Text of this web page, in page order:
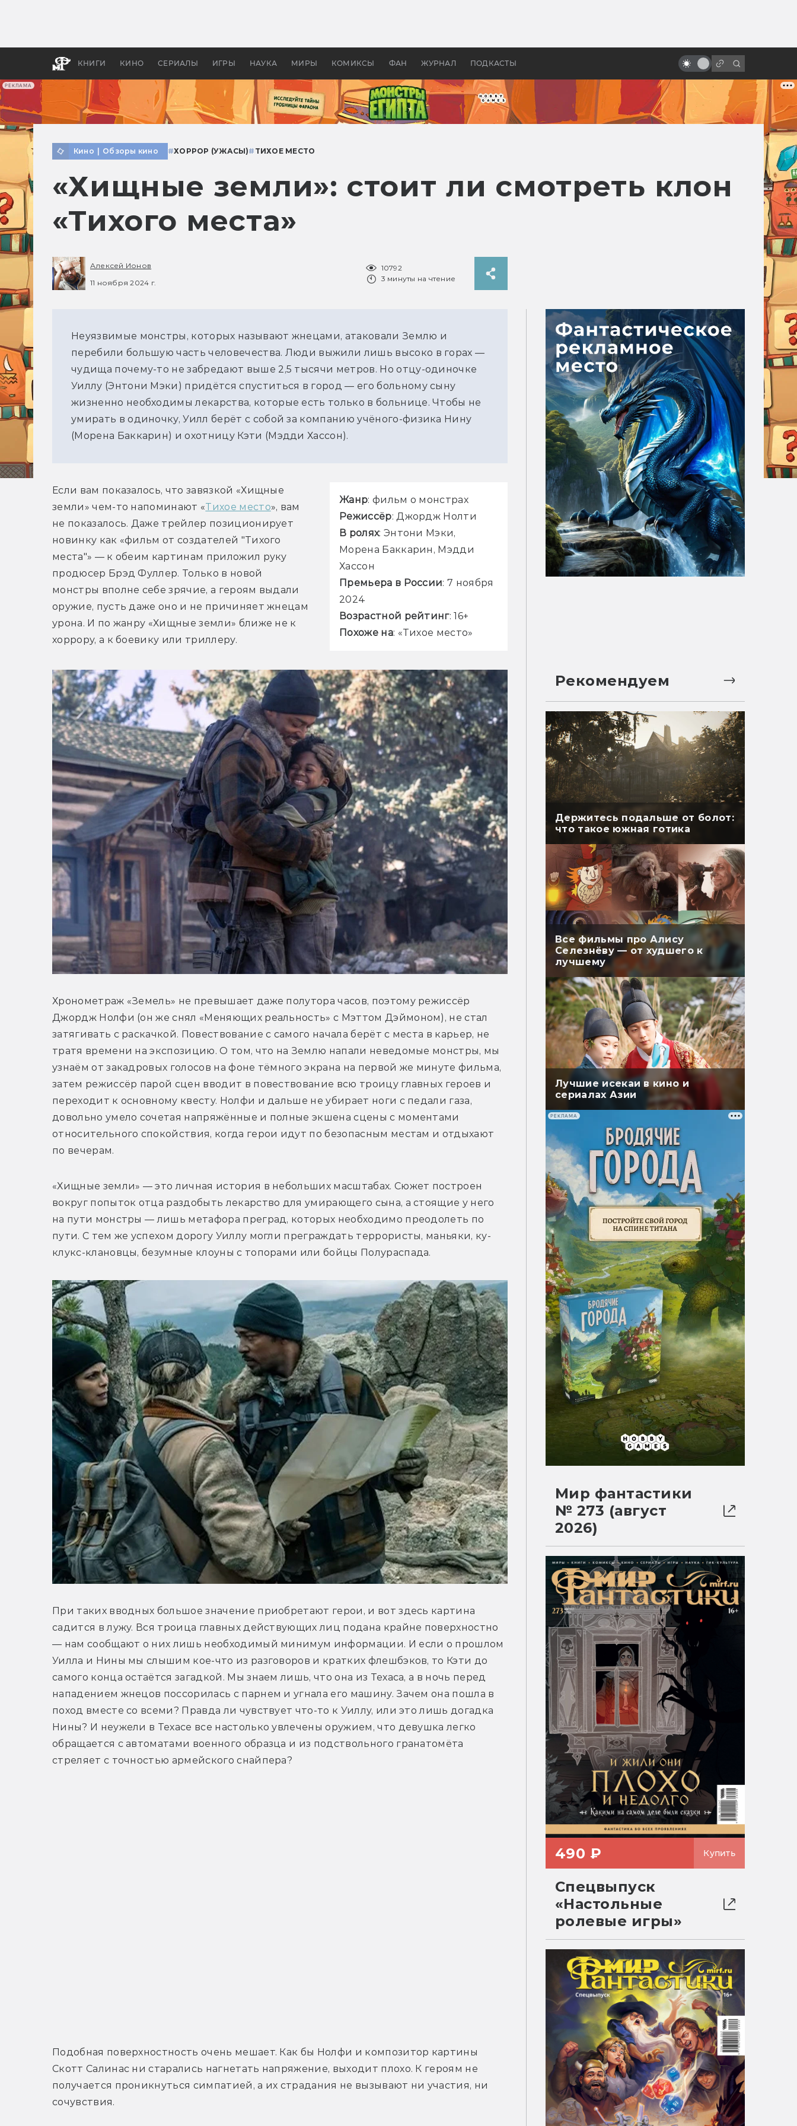
РЕКЛАМА
КНИГИ КИНО СЕРИАЛЫ ИГРЫ НАУКА МИРЫ КОМИКСЫ ФАН ЖУРНАЛ ПОДКАСТЫ
бы «Властелина колец»
Древней Грецией
фильмы ужасов
Кино Обзоры кино #ХОРРОР (УЖАСЫ)# ТИХОЕ МЕСТО
«Хищные земли»: стоит ли смотреть клон
«Тихого места»
Алексей Ионов
11 ноября 2024 г.
10792
3 минуты на чтение
Неуязвимые монстры, которых называют жнецами, атаковали Землю и
перебили большую часть человечества. Люди выжили лишь высоко в горах —
чудища почему-то не забредают выше 2,5 тысячи метров. Но отцу-одиночке
Уиллу (Энтони Мэки) придётся спуститься в город — его больному сыну
жизненно необходимы лекарства, которые есть только в больнице. Чтобы не
умирать в одиночку, Уилл берёт с собой за компанию учёного-физика Нину
(Морена Баккарин) и охотницу Кэти (Мэдди Хассон).
Жанр: фильм о монстрах
Режиссёр: Джордж Нолти
В ролях: Энтони Мэки,
Морена Баккарин, Мэдди
Хассон
Премьера в России: 7 ноября
2024
Возрастной рейтинг: 16+
Похоже на: «Тихое место»
Если вам показалось, что завязкой «Хищные
земли» чем-то напоминают «Тихое место», вам
не показалось. Даже трейлер позиционирует
новинку как «фильм от создателей "Тихого
места"» — к обеим картинам приложил руку
продюсер Брэд Фуллер. Только в новой
монстры вполне себе зрячие, а героям выдали
оружие, пусть даже оно и не причиняет жнецам
урона. И по жанру «Хищные земли» ближе не к
хоррору, а к боевику или триллеру.
Хронометраж «Земель» не превышает даже полутора часов, поэтому режиссёр
Джордж Нолфи (он же снял «Меняющих реальность» с Мэттом Дэймоном), не стал
затягивать с раскачкой. Повествование с самого начала берёт с места в карьер, не
тратя времени на экспозицию. О том, что на Землю напали неведомые монстры, мы
узнаём от закадровых голосов на фоне тёмного экрана на первой же минуте фильма,
затем режиссёр парой сцен вводит в повествование всю троицу главных героев и
переходит к основному квесту. Нолфи и дальше не убирает ноги с педали газа,
довольно умело сочетая напряжённые и полные экшена сцены с моментами
относительного спокойствия, когда герои идут по безопасным местам и отдыхают
по вечерам.
«Хищные земли» — это личная история в небольших масштабах. Сюжет построен
вокруг попыток отца раздобыть лекарство для умирающего сына, а стоящие у него
на пути монстры — лишь метафора преград, которых необходимо преодолеть по
пути. С тем же успехом дорогу Уиллу могли преграждать террористы, маньяки, ку-
клукс-клановцы, безумные клоуны с топорами или бойцы Полураспада.
При таких вводных большое значение приобретают герои, и вот здесь картина
садится в лужу. Вся троица главных действующих лиц подана крайне поверхностно
— нам сообщают о них лишь необходимый минимум информации. И если о прошлом
Уилла и Нины мы слышим кое-что из разговоров и кратких флешбэков, то Кэти до
самого конца остаётся загадкой. Мы знаем лишь, что она из Техаса, а в ночь перед
нападением жнецов поссорилась с парнем и угнала его машину. Зачем она пошла в
поход вместе со всеми? Правда ли чувствует что-то к Уиллу, или это лишь догадка
Нины? И неужели в Техасе все настолько увлечены оружием, что девушка легко
обращается с автоматами военного образца и из подствольного гранатомёта
стреляет с точностью армейского снайпера?
Подобная поверхностность очень мешает. Как бы Нолфи и композитор картины
Скотт Салинас ни старались нагнетать напряжение, выходит плохо. К героям не
получается проникнуться симпатией, а их страдания не вызывают ни участия, ни
сочувствия.
Рекомендуем
Держитесь подальше от болот:
что такое южная готика
Все фильмы про Алису
Селезнёву — от худшего к
лучшему
Лучшие исекаи в кино и
сериалах Азии
РЕКЛАМА
Мир фантастики
№ 273 (август
2026)
490 ₽ Купить
Спецвыпуск
«Настольные
ролевые игры»